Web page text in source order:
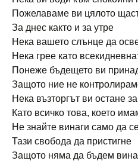
Пожелаваме ви цялото
За днес както и за утре
Нека вашето слънце да
Нека грее като
Понеже бъдещето ви
Защото ние не
Нека възторгът ви остане
Като всичко това, което
Не знайте винаги само да
Тази свобода да пристигне
Защото няма да бъдем